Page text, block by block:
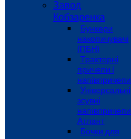
Завод
Кобзаренка
Бункери
накопичувачі
(ПБН)
Тракторні
причепи i
напiвпричепи
Універсальні
зсувні
напівпричепи
Атлант
Бочки для